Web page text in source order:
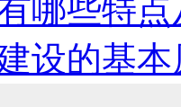
哪些特
设的基本